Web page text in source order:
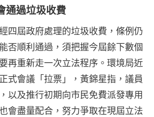
通過垃圾收費
四屆政府處理的垃圾收費，條例仍
否順利通過，須把握今屆餘下數個
再重新走一次立法程序。環境局近
式會議「拉票」，黃錦星指，議員
以及推行初期向市民免費派發專用
會盡量配合，努力爭取在現屆立法